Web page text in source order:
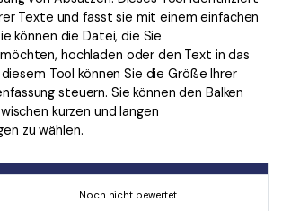
Texte und fasst sie mit einem einfachen
können die Datei, die Sie
hochladen oder den Text in das
Tool können Sie die Größe Ihrer
steuern. Sie können den Balken
kurzen und langen
zu wählen.
Noch nicht bewertet.